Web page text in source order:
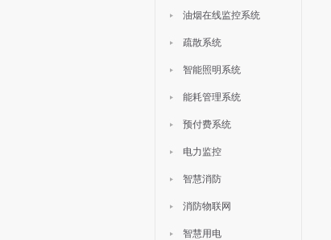
油烟在线监控系统
疏散系统
智能照明系统
能耗管理系统
预付费系统
电力监控
智慧消防
消防物联网
智慧用电